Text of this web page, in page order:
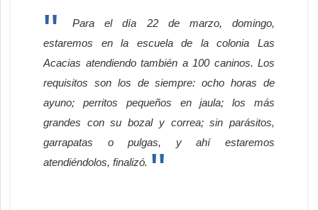
Para el día 22 de marzo, domingo,
estaremos en la escuela de la colonia Las
Acacias atendiendo también a 100 caninos. Los
requisitos son los de siempre: ocho horas de
ayuno; perritos pequeños en jaula; los más
grandes con su bozal y correa; sin parásitos,
garrapatas o pulgas, y ahí estaremos
atendiéndolos, finalizó.